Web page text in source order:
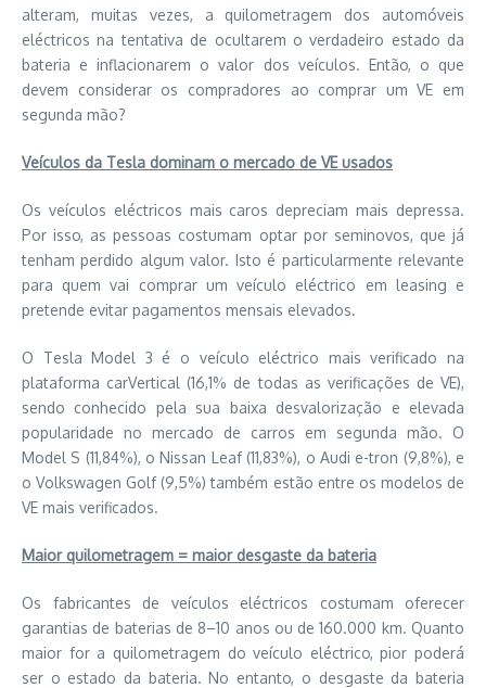
alteram, muitas vezes, a quilometragem dos automóveis
eléctricos na tentativa de ocultarem o verdadeiro estado da
bateria e inflacionarem o valor dos veículos. Então, o que
devem considerar os compradores ao comprar um VE em
segunda mão?
Veículos da Tesla dominam o mercado de VE usados
Os veículos eléctricos mais caros depreciam mais depressa.
Por isso, as pessoas costumam optar por seminovos, que já
tenham perdido algum valor. Isto é particularmente relevante
para quem vai comprar um veículo eléctrico em leasing e
pretende evitar pagamentos mensais elevados.
O Tesla Model 3 é o veículo eléctrico mais verificado na
plataforma carVertical (16,1% de todas as verificações de VE),
sendo conhecido pela sua baixa desvalorização e elevada
popularidade no mercado de carros em segunda mão. O
Model S (11,84%), o Nissan Leaf (11,83%), o Audi e-tron (9,8%), e
o Volkswagen Golf (9,5%) também estão entre os modelos de
VE mais verificados.
Maior quilometragem = maior desgaste da bateria
Os fabricantes de veículos eléctricos costumam oferecer
garantias de baterias de 8–10 anos ou de 160.000 km. Quanto
maior for a quilometragem do veículo eléctrico, pior poderá
ser o estado da bateria. No entanto, o desgaste da bateria